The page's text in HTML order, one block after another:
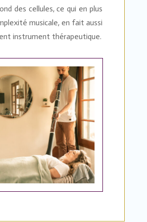
des cellules, ce qui en plus
musicale, en fait aussi
instrument thérapeutique.